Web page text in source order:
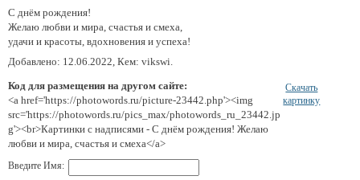
С днём рождения!
Желаю любви и мира, счастья и смеха,
удачи и красоты, вдохновения и успеха!
Добавлено: 12.06.2022, Кем: vikswi.
Код для размещения на другом сайте:
<a href='https://photowords.ru/picture-23442.php'><img
src='https://photowords.ru/pics_max/photowords_ru_23442.jp
g'><br>Картинки с надписями - С днём рождения! Желаю
любви и мира, счастья и смеха</a>
Скачать
картинку
Введите Имя: